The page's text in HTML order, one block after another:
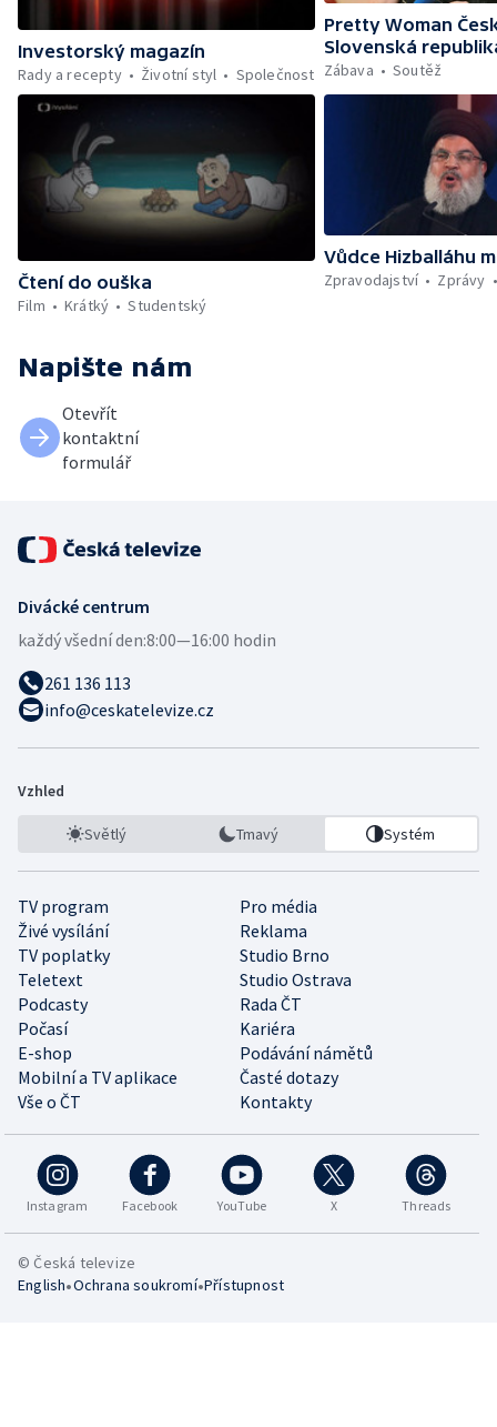
Investorský magazín
Rady a recepty
Životní styl Společnost
Pretty Woman
Slovenská
Zábava
Soutěž
Čtení do ouška
Film
Krátký Studentský
Vůdce Hizballáhu
Zpravodajství
Zprávy
Napište nám
Otevřít
kontaktní
formulář
Divácké centrum
každý všední den:8:00—16:00 hodin
261 136 113
info@ceskatelevize.cz
Vzhled
Světlý Tmavý Systém
TV program
Pro média
Živé vysílání
Reklama
TV poplatky
Studio Brno
Teletext
Studio Ostrava
Podcasty
Rada ČT
Počasí
Kariéra
E-shop
Podávání námětů
Mobilní a TV aplikace
Časté dotazy
Vše o ČT
Kontakty
Instagram Facebook YouTube X Threads
© Česká televize
English•Ochrana soukromí•Přístupnost